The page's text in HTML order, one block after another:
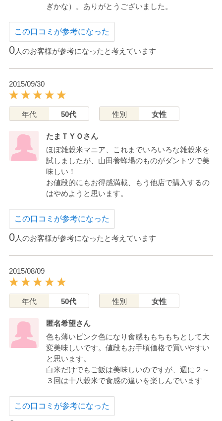
ぎかな）。ありがとうございました。
この口コミが参考になった
0人のお客様が参考になったと考えています
2015/09/30
年代 50代 性別 女性
たまＴＹＯさん
ほぼ雑穀米マニア、これまでいろいろな雑穀米を
試しましたが、山田養蜂場のものがダントツで美
味しい！
お値段的にもお得感満載、もう他店で購入するの
はやめようと思います。
この口コミが参考になった
0人のお客様が参考になったと考えています
2015/08/09
年代 50代 性別 女性
匿名希望さん
色も薄いピンク色になり食感ももちもちとして大
変美味しいです。値段もお手頃価格で買いやすい
と思います。
白米だけでもご飯は美味しいのですが、週に２～
３回は十八穀米で食感の違いを楽しんでいます
この口コミが参考になった